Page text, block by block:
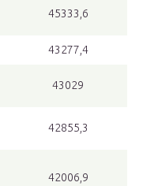
45333,6
43277,4
43029
42855,3
42006,9